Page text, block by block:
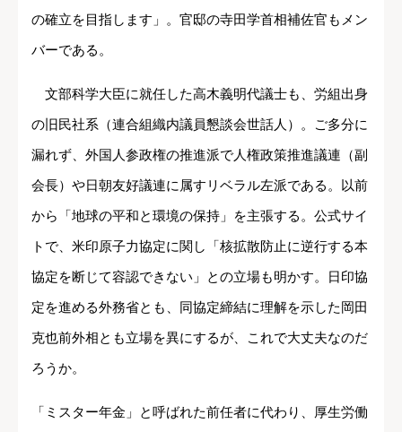
の確立を目指します」。官邸の寺田学首相補佐官もメン
バーである。
文部科学大臣に就任した高木義明代議士も、労組出身
の旧民社系（連合組織内議員懇談会世話人）。ご多分に
漏れず、外国人参政権の推進派で人権政策推進議連（副
会長）や日朝友好議連に属すリベラル左派である。以前
から「地球の平和と環境の保持」を主張する。公式サイ
トで、米印原子力協定に関し「核拡散防止に逆行する本
協定を断じて容認できない」との立場も明かす。日印協
定を進める外務省とも、同協定締結に理解を示した岡田
克也前外相とも立場を異にするが、これで大丈夫なのだ
ろうか。
「ミスター年金」と呼ばれた前任者に代わり、厚生労働